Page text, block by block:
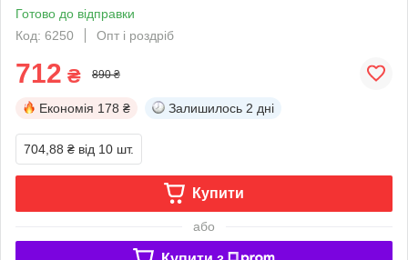
Готово до відправки
Код: 6250
Опт і роздріб
712 ₴ 890 ₴
Економія 178 ₴ Залишилось 2 дні
704,88 ₴ від 10 шт.
Купити
або